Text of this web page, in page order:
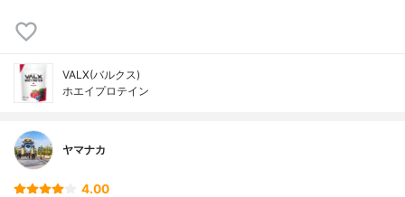
VALX(バルクス)
ホエイプロテイン
ヤマナカ
4.00